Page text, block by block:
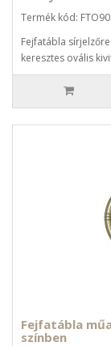
Termék kód:
Fejfatábla
keresztes ovális
Fejfatábla
színben